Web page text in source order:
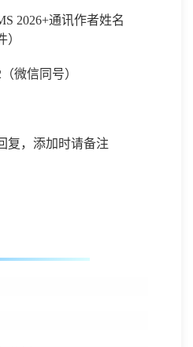
2026+通讯作者姓名
）
（微信同号）
复，添加时请备注